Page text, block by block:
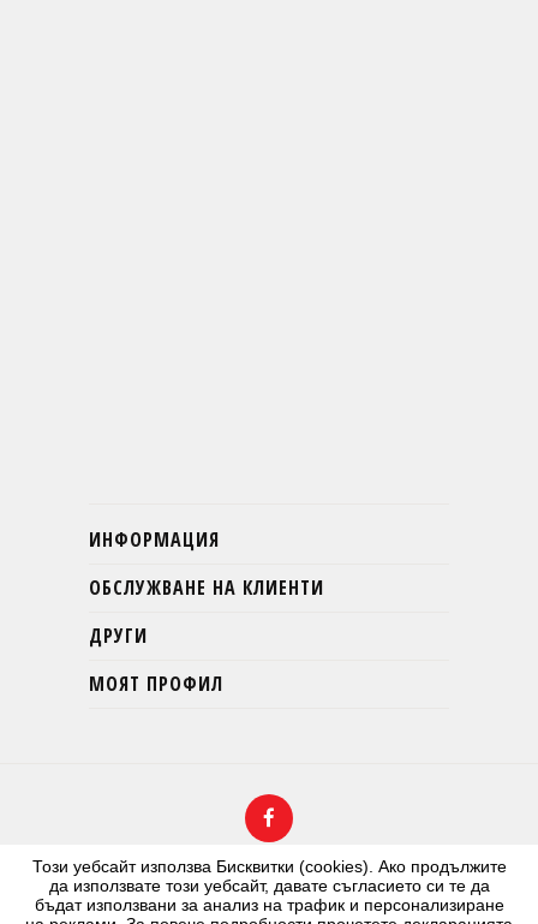
ИНФОРМАЦИЯ
ОБСЛУЖВАНЕ НА КЛИЕНТИ
ДРУГИ
МОЯТ ПРОФИЛ
Този уебсайт използва Бисквитки (cookies). Ако продължите
да използвате този уебсайт, давате съгласието си те да
бъдат използвани за анализ на трафик и персонализиране